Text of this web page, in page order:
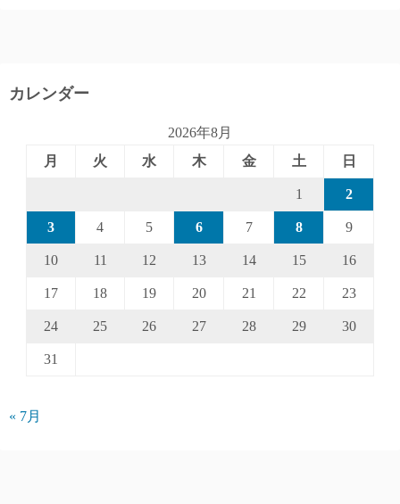
カレンダー
2026年8月
月
火 水 木 金 土 日
1 2
3 4 5 6 7 8 9
10 11 12 13 14 15 16
17 18 19 20 21 22 23
24 25 26 27 28 29 30
31
« 7月